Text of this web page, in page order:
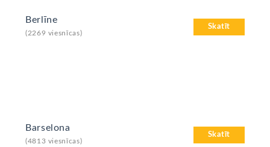
Skatīt
Berlīne
(2269 viesnīcas)
Skatīt
Barselona
(4813 viesnīcas)